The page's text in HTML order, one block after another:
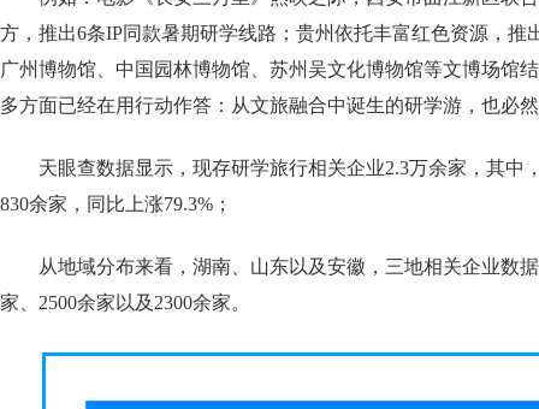
方，推出6条IP同款暑期研学线路；贵州依托丰富红色资源，推
广州博物馆、中国园林博物馆、苏州吴文化博物馆等文博场馆
多方面已经在用行动作答：从文旅融合中诞生的研学游，也必
天眼查数据显示，现存研学旅行相关企业2.3万余家，其中
830余家，同比上涨79.3%；
从地域分布来看，湖南、山东以及安徽，三地相关企业数
家、2500余家以及2300余家。